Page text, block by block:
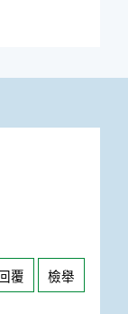
回覆 檢舉